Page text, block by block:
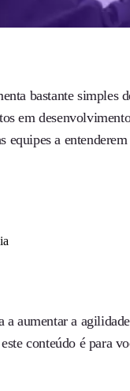
bastante simples
em
equipes a
a aumentar a
conteúdo é para